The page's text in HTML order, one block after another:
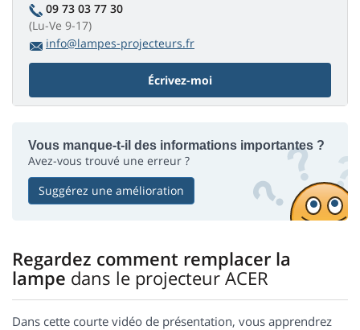
09 73 03 77 30
(Lu-Ve 9-17)
info@lampes-projecteurs.fr
Écrivez-moi
Vous manque-t-il des informations importantes ?
Avez-vous trouvé une erreur ?
Suggérez une amélioration
Regardez comment remplacer la
lampe dans le projecteur ACER
Dans cette courte vidéo de présentation, vous apprendrez